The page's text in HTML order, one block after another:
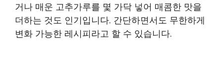
거나 매운 고추가루를 몇 가닥 넣어 매콤한 맛을
더하는 것도 인기입니다. 간단하면서도 무한하게
변화 가능한 레시피라고 할 수 있습니다.